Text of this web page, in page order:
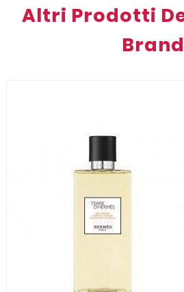
Altri Prodotti
Brand